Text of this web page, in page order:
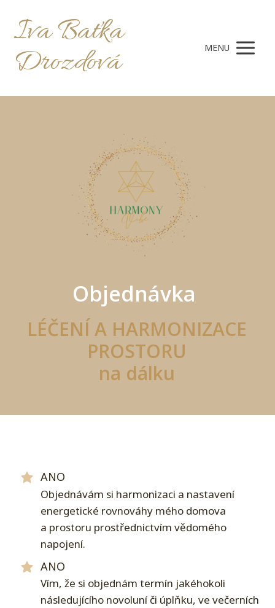
Iva Baťka
Drozdová MENU
Objednávka
LÉČENÍ A HARMONIZACE
PROSTORU
na dálku
ANO
Objednávám si harmonizaci a nastavení
energetické rovnováhy mého domova
a prostoru prostřednictvím vědomého
napojení.
ANO
Vím, že si objednám termín jakéhokoli
následujícího novoluní či úplňku, ve večerních